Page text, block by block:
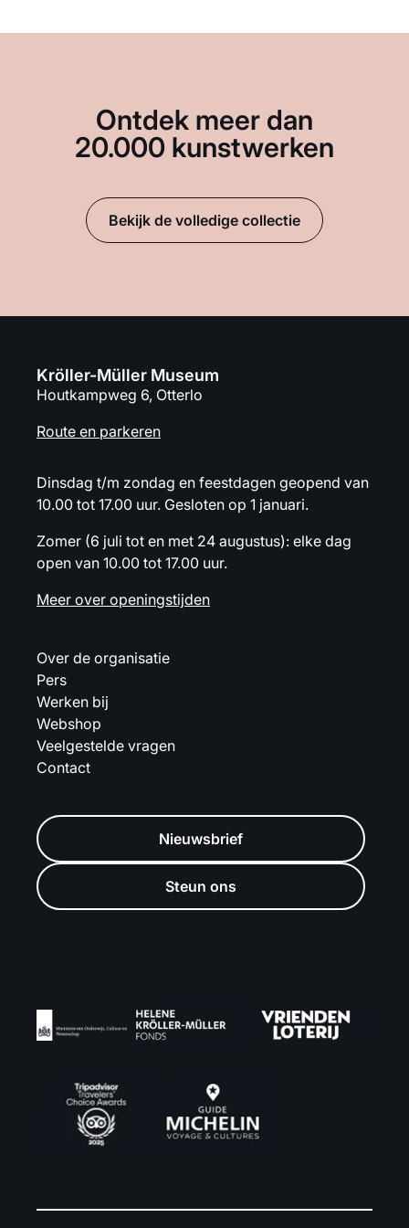
Ontdek meer dan
20.000 kunstwerken
Bekijk de volledige collectie
Kröller-Müller Museum
Houtkampweg 6, Otterlo
Route en parkeren
Dinsdag t/m zondag en feestdagen geopend van
10.00 tot 17.00 uur. Gesloten op 1 januari.
Zomer (6 juli tot en met 24 augustus): elke dag
open van 10.00 tot 17.00 uur.
Meer over openingstijden
Over de organisatie
Pers
Werken bij
Webshop
Veelgestelde vragen
Contact
Nieuwsbrief
Steun ons